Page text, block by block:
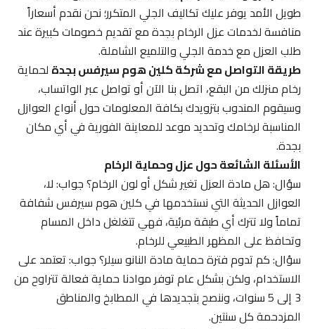
طويل الأمد يوفر عليك تكاليف الجلي المتكرر؛ نحن نقدم أسعاراً
منافسة لخدمات عزل الرخام بجدة مع تقديم خصومات كبيرة عند
طلب العزل مع خدمة الجلي والتلميع الشاملة.
طريقة التواصل مع شركة كلين هوم سيرفس بجدةلحماية
رخام منزلك من البقع، اتصل بنا الآن أو تواصل عبر الواتساب،
وسيقوم المندوب بتزويدك بكافة المعلومات حول أنواع العوازل
المناسبة لرخامك وتحديد موعد للمعاينة الفورية في أي مكان
بجدة.
الأسئلة الشائعة حول عزل وحماية الرخام
سؤال: هل مادة العزل تغير شكل أو لون الرخام؟ جواب: لا،
العوازل الحديثة التي نستخدمها في كلين هوم سيرفس شفافة
تماماً ولا تترك أي طبقة مرئية، فهي تتغلغل داخل المسام
وتحافظ على المظهر الطبيعي للرخام.
سؤال: كم تدوم فترة حماية مادة النانو سيلر؟ جواب: تعتمد على
الاستخدام، ولكن بشكل عام توفر موادنا حماية فعالة تتراوح من
3 إلى 5 سنوات، وننصح بتجديدها في المطابخ والمناطق
المزدحمة كل سنتين.